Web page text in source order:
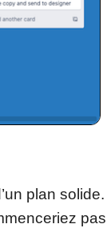
plan solide.
pas